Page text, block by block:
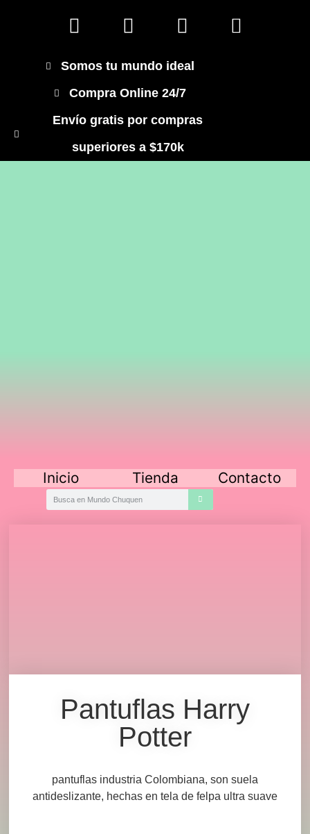
Somos tu mundo ideal
Compra Online 24/7
Envío gratis por compras
superiores a $170k
Inicio Tienda Contacto
Pantuflas Harry
Potter
pantuflas industria Colombiana, son suela
antideslizante, hechas en tela de felpa ultra suave